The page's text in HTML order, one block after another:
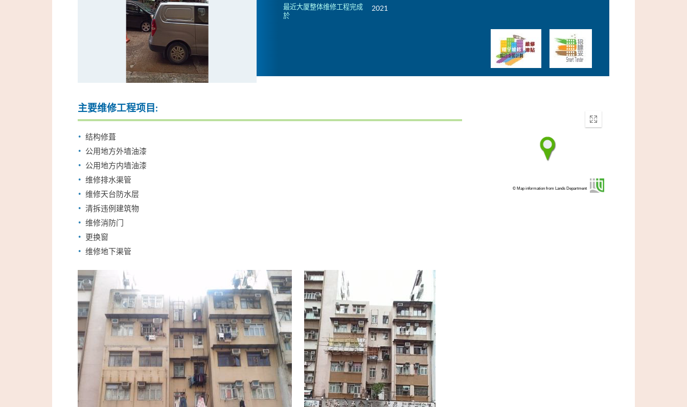
最近大厦整体维修工程完成
於
2021
主要维修工程项目:
结构修葺
公用地方外墙油漆
公用地方内墙油漆
维修排水渠管
维修天台防水层
清拆违例建筑物
维修消防门
更换窗
维修地下渠管
Enter
fullscreen
© Map information from Lands Department